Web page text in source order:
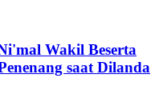
Wakil Beserta
saat Dilanda